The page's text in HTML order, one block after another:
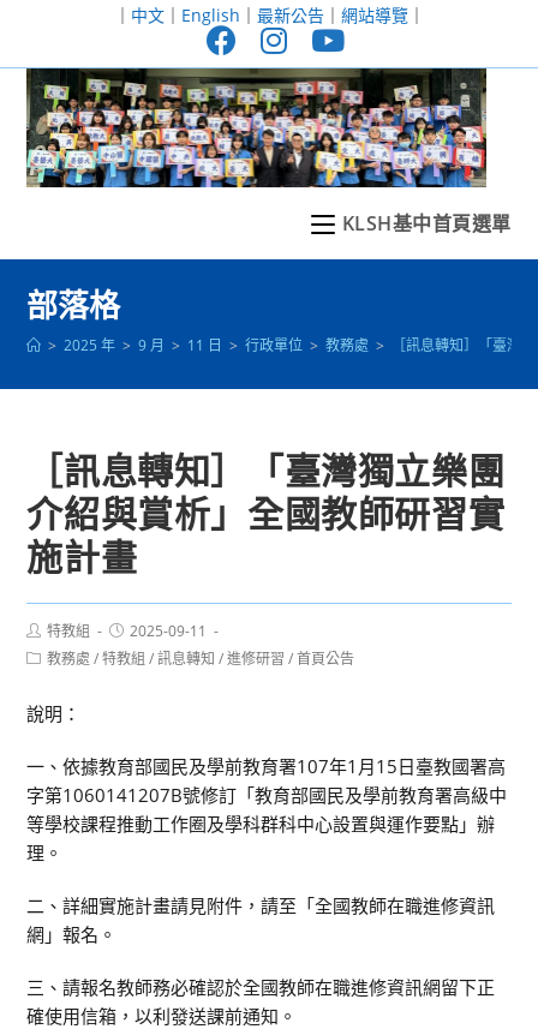
至
｜ 中文｜ English ｜ 最新公告｜ 網站導覽｜
KLSH基中首頁選單
部落格
> 2025 年 > 9 月 > 11 日 > 行政單位 > 教務處 > ［訊息轉知］「臺灣
［訊息轉知］「臺灣獨立樂團
介紹與賞析」全國教師研習實
施計畫
Post
author:
特教組
Post
published:
2025-09-11
Post教務處 / 特教組 / 訊息轉知 / 進修研習 / 首頁公告
說明：
一、依據教育部國民及學前教育署107年1月15日臺教國署高
字第1060141207B號修訂「教育部國民及學前教育署高級中
等學校課程推動工作圈及學科群科中心設置與運作要點」辦
理。
二、詳細實施計畫請見附件，請至「全國教師在職進修資訊
網」報名。
三、請報名教師務必確認於全國教師在職進修資訊網留下正
確使用信箱，以利發送課前通知。